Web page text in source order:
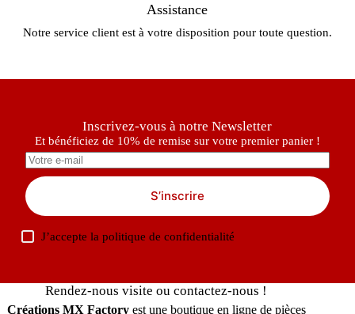
Assistance
Notre service client est à votre disposition pour toute question.
Inscrivez-vous à notre Newsletter
Et bénéficiez de 10% de remise sur votre premier panier !
S’inscrire
J’accepte lapolitique de confidentialité
Rendez-nous visite ou contactez-nous !
Créations MX Factoryest une boutique en ligne de pièces